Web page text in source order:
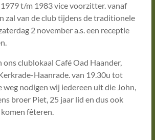
t/m 1983 vice voorzitter. vanaf
zal van de club tijdens de traditionele
2 november a.s. een receptie
ons clublokaal Café Oad Haander,
Haanrade. van 19.30u tot
weg nodigen wij iedereen uit die John,
broer Piet, 25 jaar lid en dus ook
fêteren.